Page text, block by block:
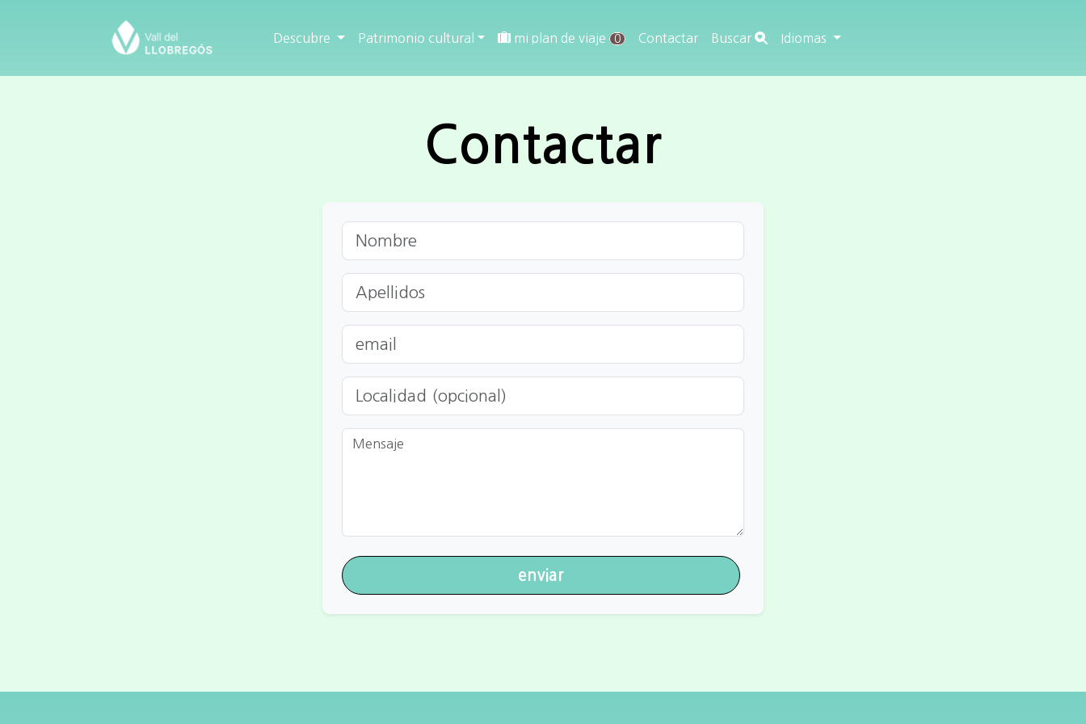
Descubre Patrimonio cultural mi plan de viaje 0 Contactar Buscar Idiomas
Contactar